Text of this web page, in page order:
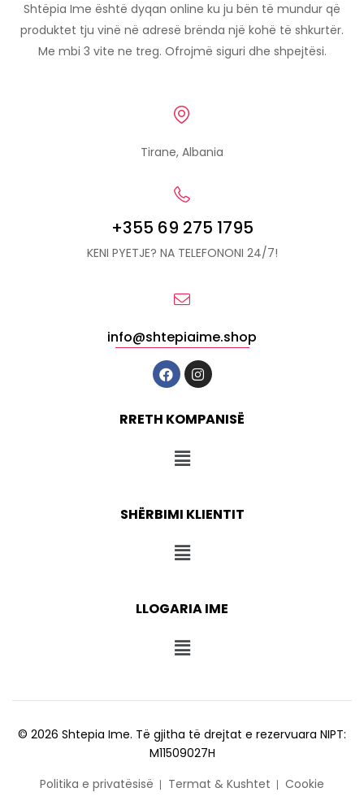
Shtëpia Ime është dyqan online ku ju bën të mundur që
produktet tju vinë në adresë brënda një kohë të shkurtër.
Me mbi 3 vite ne treg. Ofrojmë siguri dhe shpejtësi.
Tirane, Albania
+355 69 275 1795
KENI PYETJE? NA TELEFONONI 24/7!
info@shtepiaime.shop
RRETH KOMPANISË
SHËRBIMI KLIENTIT
LLOGARIA IME
© 2026 Shtepia Ime. Të gjitha të drejtat e rezervuara NIPT:
M11509027H
Politika e privatësisë
Termat & Kushtet Cookie